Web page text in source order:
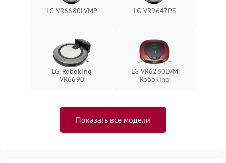
LG VR6680LVMP LG VR9647PS
LG Roboking
VR6690
LG VR6260LVM
Roboking
Показать все модели